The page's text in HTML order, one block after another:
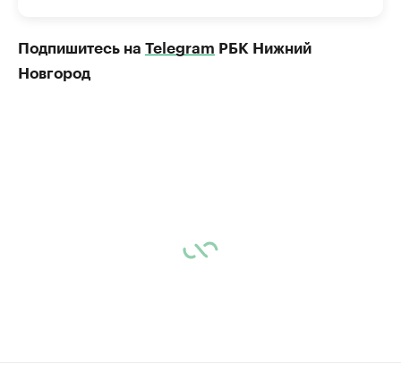
Подпишитесь на Telegram РБК Нижний
Новгород